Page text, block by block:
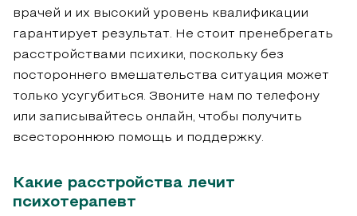
врачей и их высокий уровень квалификации
гарантирует результат. Не стоит пренебрегать
расстройствами психики, поскольку без
постороннего вмешательства ситуация может
только усугубиться. Звоните нам по телефону
или записывайтесь онлайн, чтобы получить
всестороннюю помощь и поддержку.
Какие расстройства лечит
психотерапевт